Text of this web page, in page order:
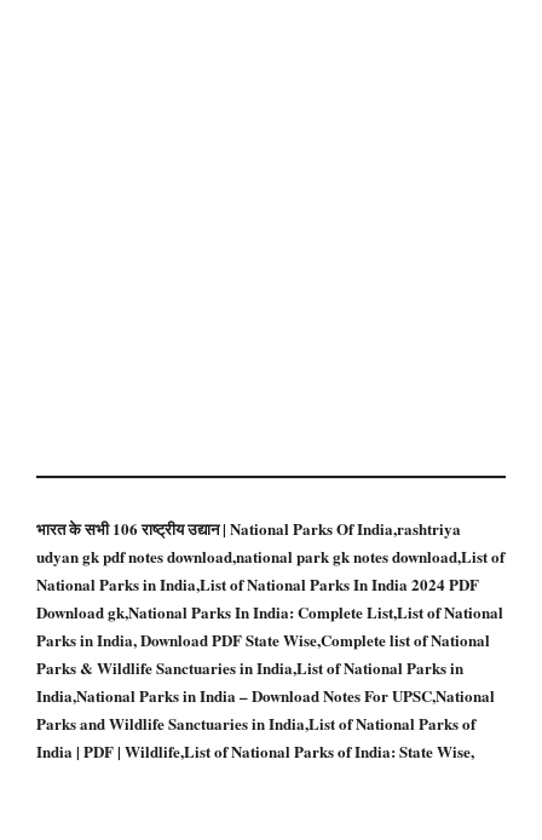
भारत के सभी 106 राष्ट्रीय उद्यान | National Parks Of India,rashtriya
udyan gk pdf notes download,national park gk notes download,List of
National Parks in India,List of National Parks In India 2024 PDF
Download gk,National Parks In India: Complete List,List of National
Parks in India, Download PDF State Wise,Complete list of National
Parks & Wildlife Sanctuaries in India,List of National Parks in
India,National Parks in India – Download Notes For UPSC,National
Parks and Wildlife Sanctuaries in India,List of National Parks of
India | PDF | Wildlife,List of National Parks of India: State Wise,